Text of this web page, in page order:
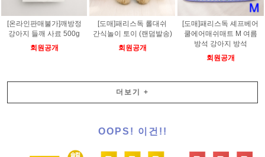
[온라인판매불가]깨방정
강아지 들깨 사료 500g
회원공개
[도매]패리스독 롤대쉬
간식놀이 토이 (랜덤발송)
회원공개
[도매]패리스독 셰프베어
쿨에어매쉬매트 M 여름
방석 강아지 방석
회원공개
더보기 +
OOPS! 이건!!